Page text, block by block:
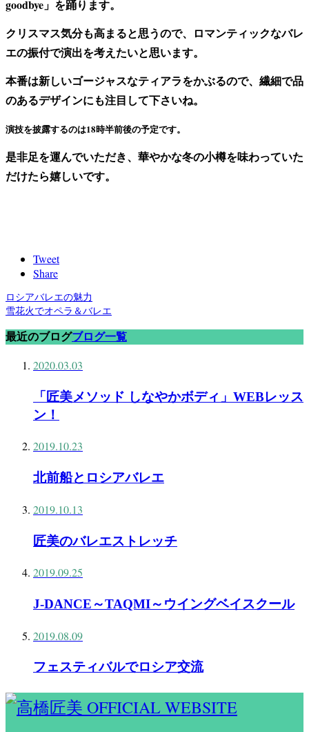
goodbye」を踊ります。
クリスマス気分も高まると思うので、ロマンティックなバレ
エの振付で演出を考えたいと思います。
本番は新しいゴージャスなティアラをかぶるので、繊細で品
のあるデザインにも注目して下さいね。
演技を披露するのは18時半前後の予定です。
是非足を運んでいただき、華やかな冬の小樽を味わっていた
だけたら嬉しいです。
Tweet
Share
ロシアバレエの魅力
雪花火でオペラ＆バレエ
最近のブログブログ一覧
2020.03.03
「匠美メソッド しなやかボディ」WEBレッス
ン！
2019.10.23
北前船とロシアバレエ
2019.10.13
匠美のバレエストレッチ
2019.09.25
J-DANCE～TAQMI～ウイングベイスクール
2019.08.09
フェスティバルでロシア交流